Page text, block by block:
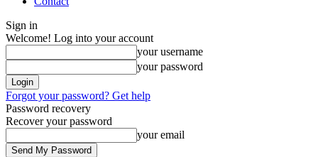
Sign in
Welcome! Log into your account
your username
your password
Forgot your password? Get help
Password recovery
Recover your password
your email